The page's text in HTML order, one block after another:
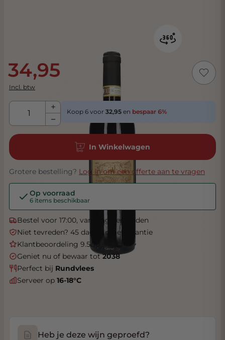
34,95
Incl. btw
Aantal
Koop 6 voor 32,95 en bespaar 6%
In Winkelwagen
Grotere bestelling? Log in om een offerte aan te vragen
Op voorraad
6 items beschikbaar
Bestel voor 17:00, vandaag verzonden
Niet tevreden? 45 dagen proefgarantie
Klantbeoordeling 9.5/10
Geniet nu of bewaar tot2038
Perfect bij Rundvlees
Serveer op 16-18°C
Heb je deze wijn geproefd?